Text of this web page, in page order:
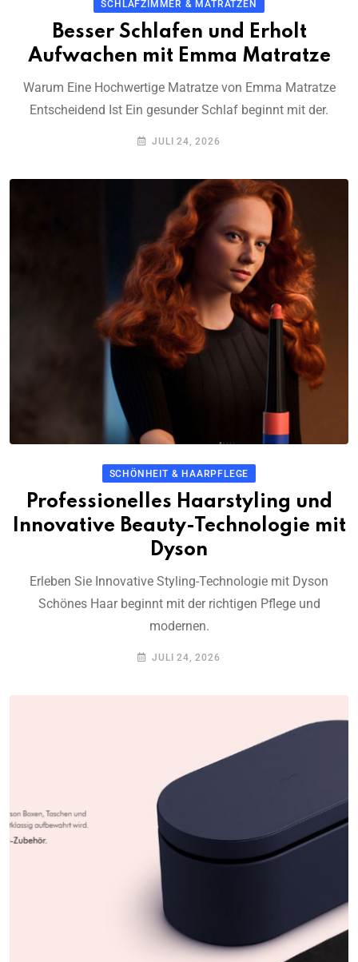
SCHLAFZIMMER & MATRATZEN
Besser Schlafen und Erholt
Aufwachen mit Emma Matratze
Warum Eine Hochwertige Matratze von Emma Matratze
Entscheidend Ist Ein gesunder Schlaf beginnt mit der.
JULI 24, 2026
SCHÖNHEIT & HAARPFLEGE
Professionelles Haarstyling und
Innovative Beauty-Technologie mit
Dyson
Erleben Sie Innovative Styling-Technologie mit Dyson
Schönes Haar beginnt mit der richtigen Pflege und
modernen.
JULI 24, 2026